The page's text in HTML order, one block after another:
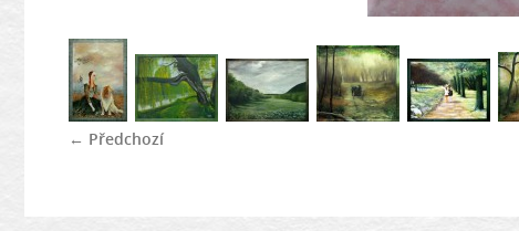
← Předchozí